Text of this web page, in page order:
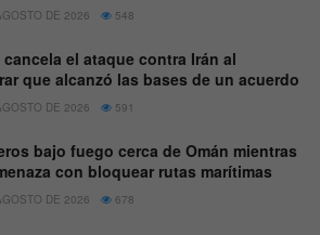
DE 2026 548
cancela el ataque contra Irán al
que alcanzó las bases de un acuerdo
DE 2026 591
bajo fuego cerca de Omán mientras
con bloquear rutas marítimas
DE 2026 678